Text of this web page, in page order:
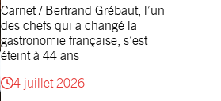
Carnet / Bertrand Grébaut, l’un
des chefs qui a changé la
gastronomie française, s’est
éteint à 44 ans
4 juillet 2026